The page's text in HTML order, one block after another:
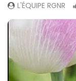
L'ÉQUIPE RGNR